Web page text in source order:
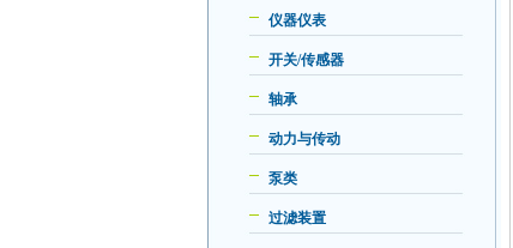
仪器仪表
开关/传感器
轴承
动力与传动
泵类
过滤装置